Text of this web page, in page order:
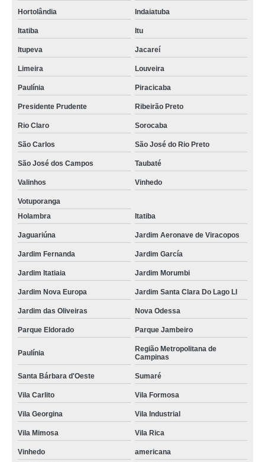
Hortolândia Indaiatuba
Itatiba Itu
Itupeva Jacareí
Limeira Louveira
Paulínia Piracicaba
Presidente Prudente Ribeirão Preto
Rio Claro Sorocaba
São Carlos São José do Rio Preto
São José dos Campos Taubaté
Valinhos Vinhedo
Votuporanga
Holambra
Itatiba
Jaguariúna Jardim Aeronave de Viracopos
Jardim Fernanda Jardim García
Jardim Itatiaia Jardim Morumbi
Jardim Nova Europa Jardim Santa Clara Do Lago Ll
Jardim das Oliveiras Nova Odessa
Parque Eldorado Parque Jambeiro
Paulínia
Região Metropolitana de
Campinas
Santa Bárbara d'Oeste Sumaré
Vila Carlito Vila Formosa
Vila Georgina Vila Industrial
Vila Mimosa Vila Rica
Vinhedo
americana